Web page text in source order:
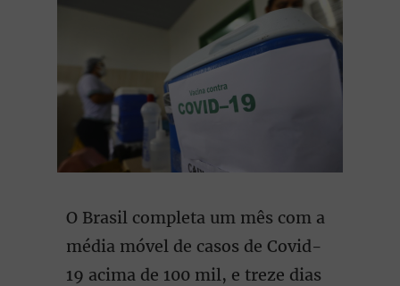
O Brasil completa um mês com a
média móvel de casos de Covid-
19 acima de 100 mil, e treze dias